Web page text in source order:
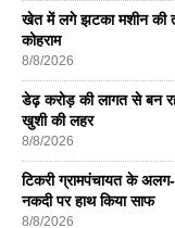
खेत में लगे झटका मशीन की
कोहराम
8/8/2026
डेढ़ करोड़ की लागत से बन
खुशी की लहर
8/8/2026
टिकरी ग्रामपंचायत के
नकदी पर हाथ किया साफ
8/8/2026